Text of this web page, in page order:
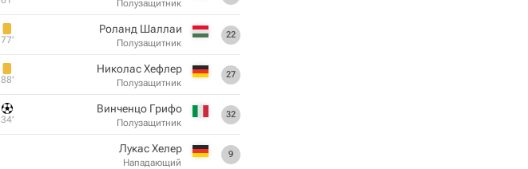
Полузащитник
22
Роланд Шаллаи
Полузащитник
77‎’‎
27
Николас Хефлер
Полузащитник
88‎’‎
32
Винченцо Грифо
Полузащитник
34‎’‎
9
Лукас Хелер
Нападающий